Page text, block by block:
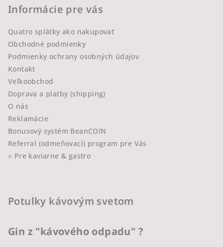
Informácie pre vás
Quatro splátky ako nakupovať
Obchodné podmienky
Podmienky ochrany osobných údajov
Kontakt
Veľkoobchod
Doprava a platby (shipping)
O nás
Reklamácie
Bonusový systém BeanCOIN
Referral (odmeňovací) program pre Vás
○ Pre kaviarne & gastro
Potulky kávovým svetom
Gin z "kávového odpadu" ?